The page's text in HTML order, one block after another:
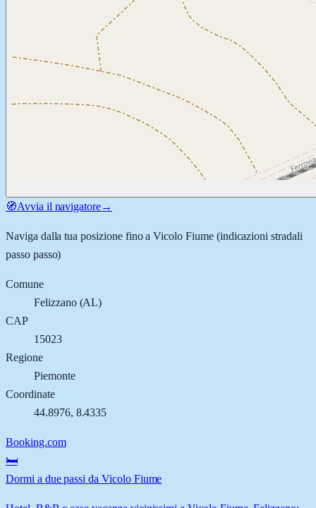
🧭Avvia il navigatore→
Naviga dalla tua posizione fino aVicolo Fiume(indicazioni stradali
passo passo)
Comune
Felizzano(AL)
CAP
15023
Regione
Piemonte
Coordinate
44.8976, 8.4335
Booking.com
🛏️
Dormi a due passi da Vicolo Fiume